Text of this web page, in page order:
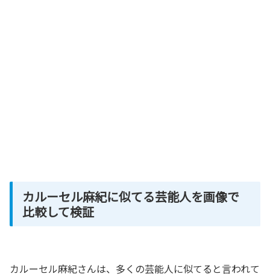
カルーセル麻紀に似てる芸能人を画像で
比較して検証
カルーセル麻紀さんは、多くの芸能人に似てると言われて